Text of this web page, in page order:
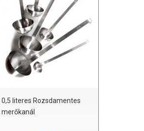
0,5 literes Rozsdamentes
merőkanál